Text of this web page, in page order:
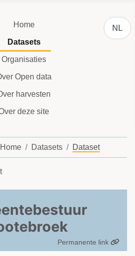
Home
Datasets
Organisaties
Open data
harvesten
deze site
NL
Home Datasets Dataset
Permanente link